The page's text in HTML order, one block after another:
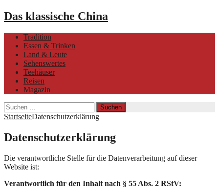
Das klassische China
Tradition
Essen & Trinken
Land & Leute
Sehenswertes
Teehäuser
Reisen
Magazin
Suchen
nach:
StartseiteDatenschutzerklärung
Datenschutzerklärung
Die verantwortliche Stelle für die Datenverarbeitung auf dieser
Website ist:
Verantwortlich für den Inhalt nach § 55 Abs. 2 RStV: